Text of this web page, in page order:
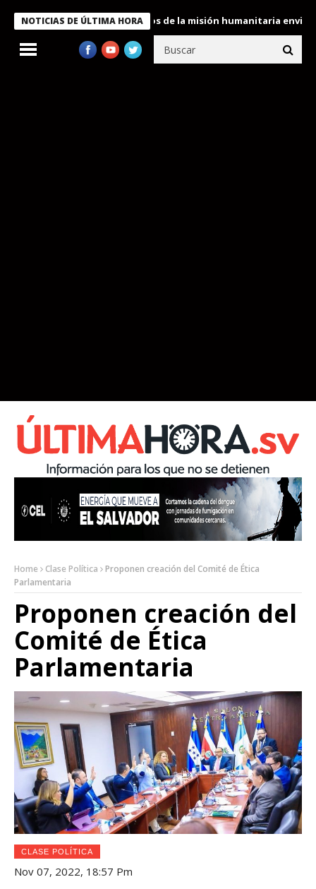
NOTICIAS DE ÚLTIMA HORA
condecora a miembros de la misión humanitaria enviada a
Home Clase Política
Proponen creación del Comité de Ética
Parlamentaria
Proponen creación del
Comité de Ética
Parlamentaria
CLASE POLÍTICA
Nov 07, 2022, 18:57 Pm